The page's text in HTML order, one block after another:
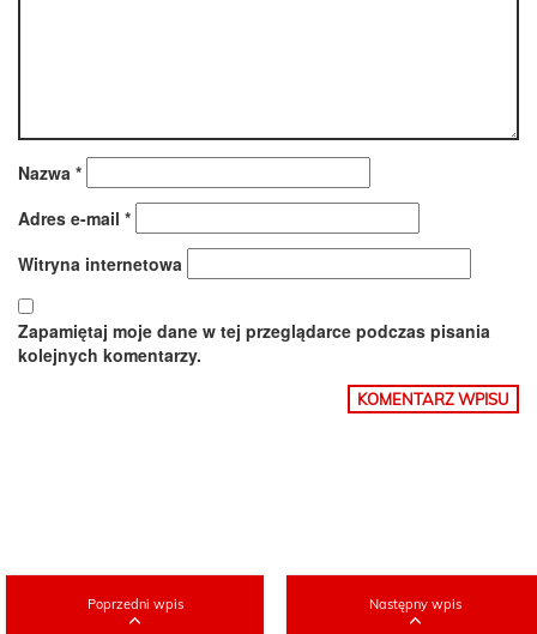
Nazwa *
Adres e-mail *
Witryna internetowa
Zapamiętaj moje dane w tej przeglądarce podczas pisania
kolejnych komentarzy.
Poprzedni wpis Następny wpis